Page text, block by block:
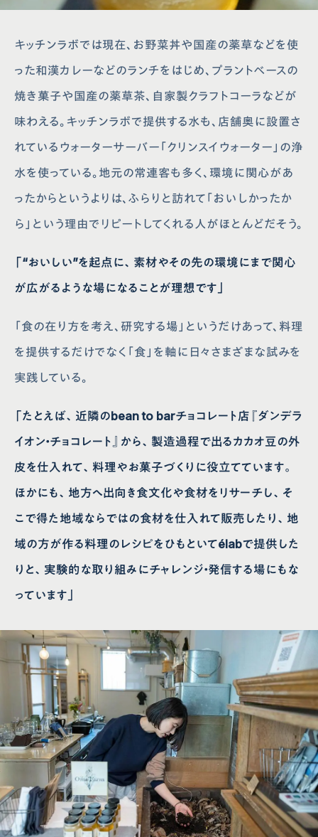
キッチンラボでは現在、お野菜丼や国産の薬草などを使
った和漢カレーなどのランチをはじめ、プラントベースの
焼き菓子や国産の薬草茶、自家製クラフトコーラなどが
味わえる。キッチンラボで提供する水も、店舗奥に設置さ
れているウォーターサーバー「クリンスイウォーター」の浄
水を使っている。地元の常連客も多く、環境に関心があ
ったからというよりは、ふらりと訪れて「おいしかったか
ら」という理由でリピートしてくれる人がほとんどだそう。
「“おいしい”を起点に、素材やその先の環境にまで関心
が広がるような場になることが理想です」
「食の在り方を考え、研究する場」というだけあって、料理
を提供するだけでなく「食」を軸に日々さまざまな試みを
実践している。
「たとえば、近隣のbean to barチョコレート店『ダンデラ
イオン・チョコレート』から、製造過程で出るカカオ豆の外
皮を仕入れて、料理やお菓子づくりに役立てています。
ほかにも、地方へ出向き食文化や食材をリサーチし、そ
こで得た地域ならではの食材を仕入れて販売したり、地
域の方が作る料理のレシピをひもといてélabで提供した
りと、実験的な取り組みにチャレンジ・発信する場にもな
っています」